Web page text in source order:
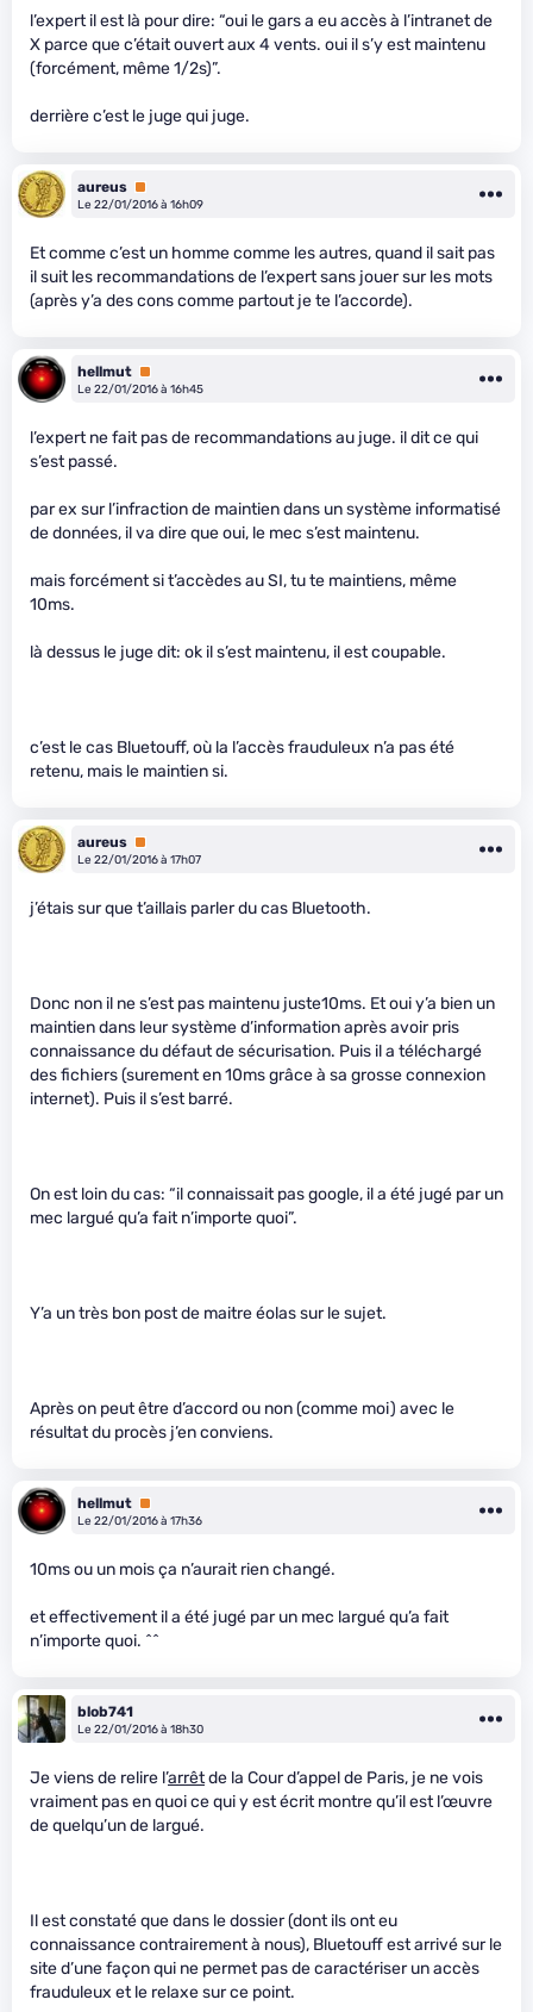
l’expert il est là pour dire: “oui le gars a eu accès à l’intranet de
X parce que c’était ouvert aux 4 vents. oui il s’y est maintenu
(forcément, même 1/2s)”.
derrière c’est le juge qui juge.
aureus Premium
Le 22/01/2016 à 16h09
Et comme c’est un homme comme les autres, quand il sait pas
il suit les recommandations de l’expert sans jouer sur les mots
(après y’a des cons comme partout je te l’accorde).
hellmut Premium
Le 22/01/2016 à 16h45
l’expert ne fait pas de recommandations au juge. il dit ce qui
s’est passé.
par ex sur l’infraction de maintien dans un système informatisé
de données, il va dire que oui, le mec s’est maintenu.
mais forcément si t’accèdes au SI, tu te maintiens, même
10ms.
là dessus le juge dit: ok il s’est maintenu, il est coupable.
c’est le cas Bluetouff, où la l’accès frauduleux n’a pas été
retenu, mais le maintien si.
aureus Premium
Le 22/01/2016 à 17h07
j’étais sur que t’aillais parler du cas Bluetooth.
Donc non il ne s’est pas maintenu juste10ms. Et oui y’a bien un
maintien dans leur système d’information après avoir pris
connaissance du défaut de sécurisation. Puis il a téléchargé
des fichiers (surement en 10ms grâce à sa grosse connexion
internet). Puis il s’est barré.
On est loin du cas: “il connaissait pas google, il a été jugé par un
mec largué qu’a fait n’importe quoi”.
Y’a un très bon post de maitre éolas sur le sujet.
Après on peut être d’accord ou non (comme moi) avec le
résultat du procès j’en conviens.
hellmut Premium
Le 22/01/2016 à 17h36
10ms ou un mois ça n’aurait rien changé.
et effectivement il a été jugé par un mec largué qu’a fait
n’importe quoi. ^^
blob741
Le 22/01/2016 à 18h30
Je viens de relire l’arrêtde la Cour d’appel de Paris, je ne vois
vraiment pas en quoi ce qui y est écrit montre qu’il est l’œuvre
de quelqu’un de largué.
Il est constaté que dans le dossier (dont ils ont eu
connaissance contrairement à nous), Bluetouff est arrivé sur le
site d’une façon qui ne permet pas de caractériser un accès
frauduleux et le relaxe sur ce point.